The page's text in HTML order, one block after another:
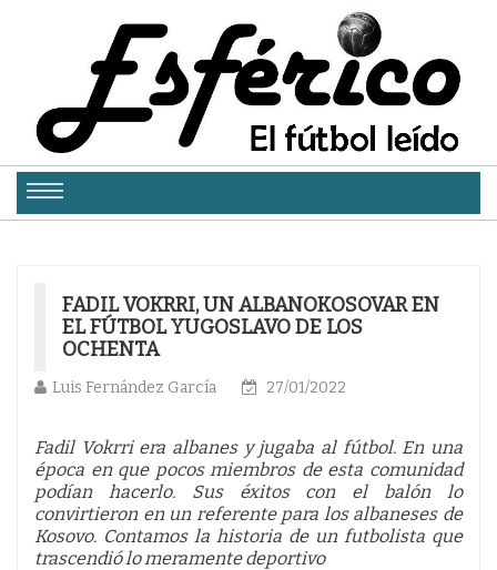
FADIL VOKRRI, UN ALBANOKOSOVAR EN
EL FÚTBOL YUGOSLAVO DE LOS
OCHENTA
Luis Fernández García 27/01/2022
Fadil Vokrri era albanes y jugaba al fútbol. En una
época en que pocos miembros de esta comunidad
podían hacerlo. Sus éxitos con el balón lo
convirtieron en un referente para los albaneses de
Kosovo. Contamos la historia de un futbolista que
trascendió lo meramente deportivo